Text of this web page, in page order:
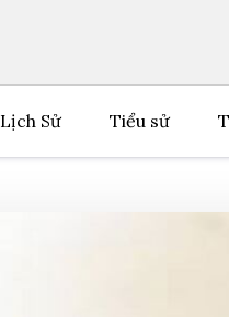
Sử Tiểu sử